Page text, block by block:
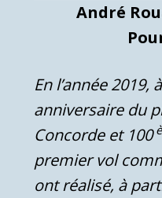
André
En l’année 2019,
anniversaire du
Concorde et 100
premier vol
ont réalisé, à